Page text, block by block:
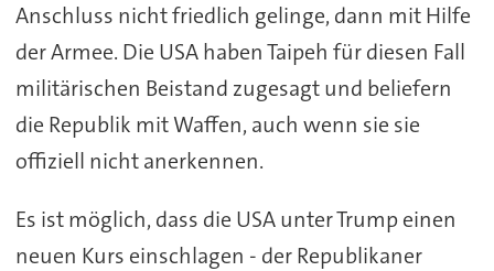
Anschluss nicht friedlich gelinge, dann mit Hilfe
der Armee. Die USA haben Taipeh für diesen Fall
militärischen Beistand zugesagt und beliefern
die Republik mit Waffen, auch wenn sie sie
offiziell nicht anerkennen.
Es ist möglich, dass die USA unter Trump einen
neuen Kurs einschlagen - der Republikaner